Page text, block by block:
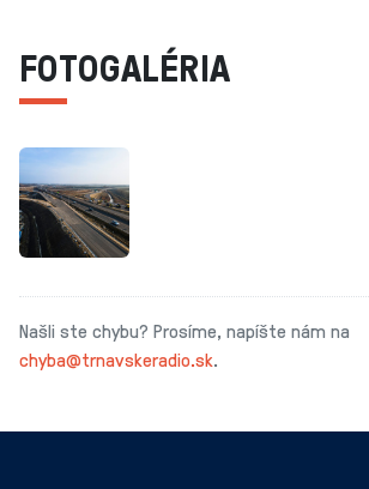
FOTOGALÉRIA
Našli ste chybu? Prosíme, napíšte nám na
chyba@trnavskeradio.sk.